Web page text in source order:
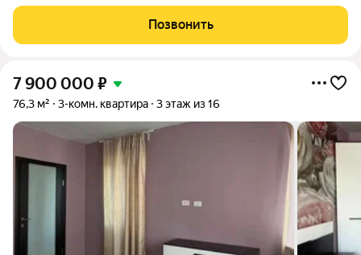
доме есть грузовой
Позвонить
7 900 000 ₽
76,3 м² 3-комн. квартира 3 этаж из 16